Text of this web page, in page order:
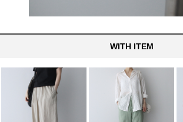
WITH ITEM